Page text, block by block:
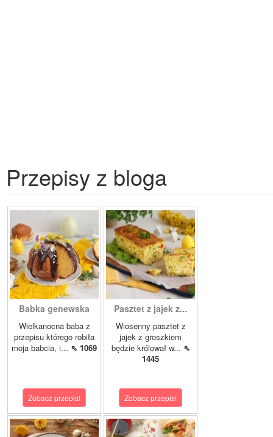
Przepisy z bloga
Babka genewska
Wielkanocna baba z
przepisu którego robiła
moja babcia, i... ⇖ 1069
Zobacz przepis!
Pasztet z jajek z...
Wiosenny pasztet z
jajek z groszkiem
będzie królował w... ⇖
1445
Zobacz przepis!